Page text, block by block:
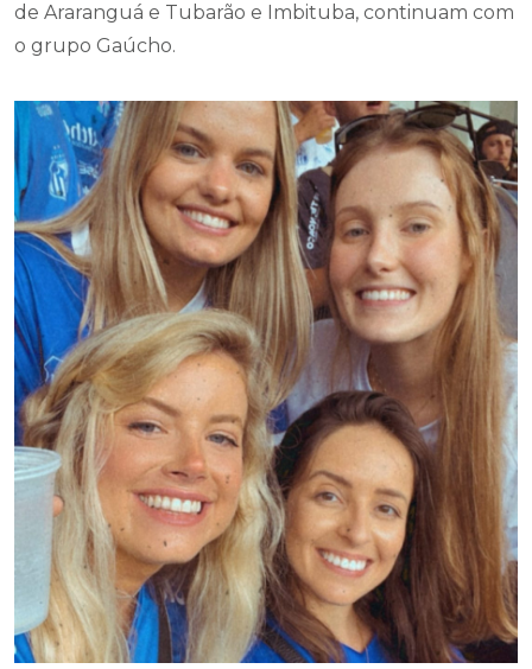
de Araranguá e Tubarão e Imbituba, continuam com
o grupo Gaúcho.